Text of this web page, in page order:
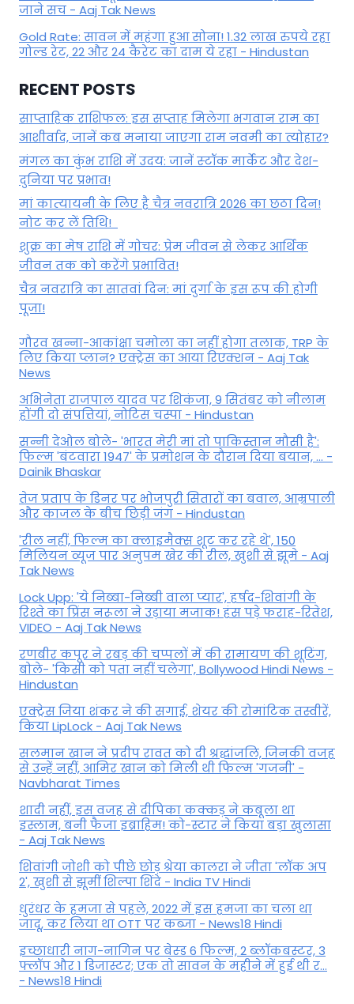
जाने सच - Aaj Tak News
Gold Rate: सावन में महंगा हुआ सोना! 1.32 लाख रुपये रहा
गोल्ड रेट, 22 और 24 कैरेट का दाम ये रहा - Hindustan
RECENT POSTS
साप्ताहिक राशिफल: इस सप्ताह मिलेगा भगवान राम का
आशीर्वाद, जानें कब मनाया जाएगा राम नवमी का त्योहार?
मंगल का कुंभ राशि में उदय: जानें स्‍टॉक मार्केट और देश-
दुनिया पर प्रभाव!
मां कात्‍यायनी के लिए है चैत्र नवरात्रि 2026 का छठा दिन!
नोट कर लें तिथि!
शुक्र का मेष राशि में गोचर: प्रेम जीवन से लेकर आर्थिक
जीवन तक को करेंगे प्रभावित!
चैत्र नवरात्रि का सातवां दिन: मां दुर्गा के इस रूप की होगी
पूजा!
गौरव खन्ना-आकांक्षा चमोला का नहीं होगा तलाक, TRP के
लिए किया प्लान? एक्ट्रेस का आया रिएक्शन - Aaj Tak
News
अभिनेता राजपाल यादव पर शिकंजा, 9 सितंबर को नीलाम
होंगी दो संपत्तियां, नोटिस चस्पा - Hindustan
सन्नी देओल बोले- 'भारत मेरी मां तो पाकिस्तान मौसी है':
फिल्म 'बंटवारा 1947' के प्रमोशन के दौरान दिया बयान, ... -
Dainik Bhaskar
तेज प्रताप के डिनर पर भोजपुरी सितारों का बवाल, आम्रपाली
और काजल के बीच छिड़ी जंग - Hindustan
'रील नहीं, फिल्म का क्लाइमैक्स शूट कर रहे थे', 150
मिलियन व्यूज पार अनुपम खेर की रील, खुशी से झूमे - Aaj
Tak News
Lock Upp: 'ये निब्बा-निब्बी वाला प्यार', हर्षद-शिवांगी के
रिश्ते का प्रिंस नरूला ने उड़ाया मजाक! हंस पड़े फराह-रितेश,
VIDEO - Aaj Tak News
रणबीर कपूर ने रबड़ की चप्पलों में की रामायण की शूटिंग,
बोले- 'किसी को पता नहीं चलेगा', Bollywood Hindi News -
Hindustan
एक्ट्रेस जिया शंकर ने की सगाई, शेयर की रोमांटिक तस्वीरें,
किया LipLock - Aaj Tak News
सलमान खान ने प्रदीप रावत को दी श्रद्धांजलि, जिनकी वजह
से उन्हें नहीं, आमिर खान को मिली थी फिल्म 'गजनी' -
Navbharat Times
शादी नहीं, इस वजह से दीपिका कक्कड़ ने कबूला था
इस्लाम, बनी फैजा इब्राहिम! को-स्टार ने किया बड़ा खुलासा
- Aaj Tak News
शिवांगी जोशी को पीछे छोड़ श्रेया कालरा ने जीता 'लॉक अप
2', खुशी से झूमीं शिल्पा शिंदे - India TV Hindi
धुरंधर के हमजा से पहले, 2022 में इस हमजा का चला था
जादू, कर लिया था OTT पर कब्जा - News18 Hindi
इच्छाधारी नाग-नागिन पर बेस्ड 6 फिल्म, 2 ब्लॉकबस्टर, 3
फ्लॉप और 1 डिजास्टर; एक तो सावन के महीने में हुई थी र...
- News18 Hindi